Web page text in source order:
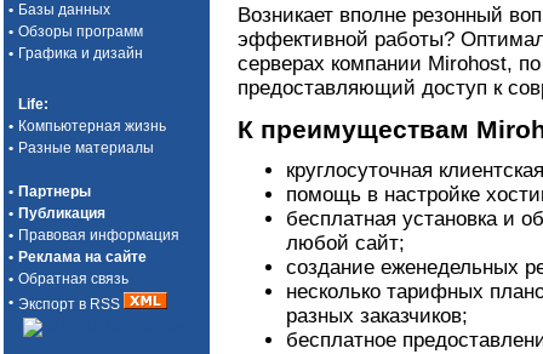
• Базы данных
• Обзоры программ
• Графика и дизайн
Life:
• Компьютерная жизнь
• Разные материалы
• Партнеры
• Публикация
• Правовая информация
• Реклама на сайте
• Обратная связь
• Экспорт в RSS
Возникает вполне резонный
эффективной работы?
серверах компании Mirohost,
предоставляющий доступ к
К преимуществам
круглосуточная
помощь в настройке
бесплатная установка и
любой сайт;
создание еженедельных
несколько тарифных
разных заказчиков;
бесплатное